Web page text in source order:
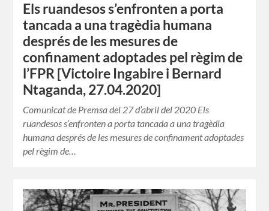
Els ruandesos s’enfronten a porta
tancada a una tragèdia humana
després de les mesures de
confinament adoptades pel règim de
l’FPR [Victoire Ingabire i Bernard
Ntaganda, 27.04.2020]
Comunicat de Premsa del 27 d’abril del 2020 Els
ruandesos s’enfronten a porta tancada a una tragèdia
humana després de les mesures de confinament adoptades
pel règim de…